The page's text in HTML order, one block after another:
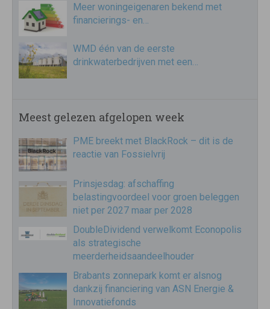
Meer woningeigenaren bekend met
financierings- en…
WMD één van de eerste
drinkwaterbedrijven met een…
Meest gelezen afgelopen week
PME breekt met BlackRock – dit is de
reactie van Fossielvrij
Prinsjesdag: afschaffing
belastingvoordeel voor groen beleggen
niet per 2027 maar per 2028
DoubleDividend verwelkomt Econopolis
als strategische
meerderheidsaandeelhouder
Brabants zonnepark komt er alsnog
dankzij financiering van ASN Energie &
Innovatiefonds